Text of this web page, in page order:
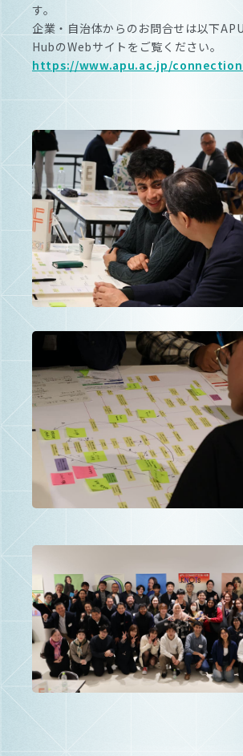
す。
企業・自治体からのお問合せは以下
HubのWebサイトをご覧ください。
https://www.apu.ac.jp/